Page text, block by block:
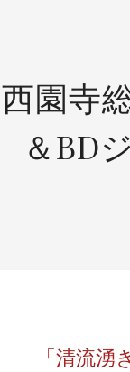
西園寺
＆BD
「清流